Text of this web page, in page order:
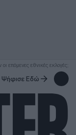
επόμενες εθνικές εκλογές;
Ψήφισε Εδώ